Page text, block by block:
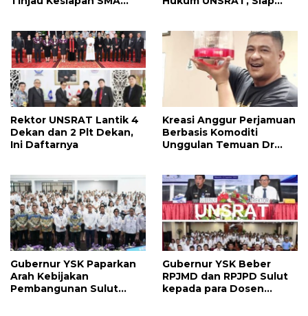
Arahannya
Rektor UNSRAT Lantik 4
Dekan dan 2 Plt Dekan,
Ini Daftarnya
Kreasi Anggur Perjamuan
Berbasis Komoditi
Unggulan Temuan Dr
Manfaatnya Jangka
Panjang
Gubernur YSK Paparkan
Arah Kebijakan
Pembangunan Sulut
Gubernur YSK Beber
RPJMD dan RPJPD Sulut
kepada para Dosen